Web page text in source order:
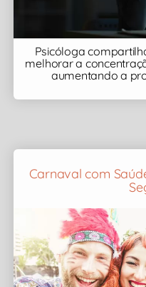
Psicóloga
melhorar a
aumentando a
Carnaval com